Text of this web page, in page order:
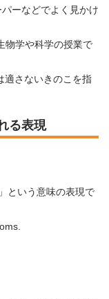
ーなどでよく見かけ
物学や科学の授業で
適さないきのこを指
る表現
という意味の表現で